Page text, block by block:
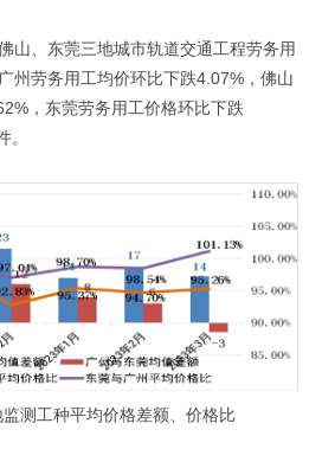
山、东莞三地城市轨道交通工程劳务用
州劳务用工均价环比下跌4.07%，佛山
，东莞劳务用工价格环比下跌
。
测工种平均价格差额、价格比